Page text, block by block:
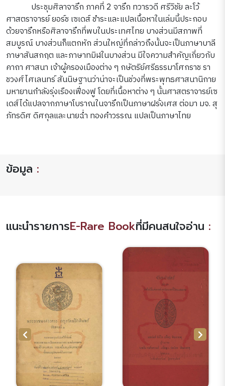
ประชุมศิลาจารึก ภาคที่ 2 จารึก ทวารวดี ศรีวิชัย ละโว้
ศาสตราจารย์ ยอร์ช เซเดส์ ชำระและแปลเนื้อหาในเล่มนี้ประกอบ
ด้วยจารึกหรือศิลาจารึกที่พบในประเทศไทย บางส่วนมีสภาพที่
สมบูรณ์ บางส่วนก็แตกหัก ส่วนใหญ่ที่กล่าวถึงนั้นจะเป็นภาษาบาลี
ภาษาสันสกฤต และภาษาทมิฬในบางส่วน มีใจความสำคัญเกี่ยวกับ
คาถา ศาสนา เจ้าผู้ครองเมืองต่าง ๆ กษัตริย์ศรีธรรมาโศกราช รา
ชวงศ์ไศเลนทร์ สันนิษฐานว่าน่าจะเป็นช่วงที่พระพุทธศาสนานิกาย
มหายานกำลังรุ่งเรืองเฟื่องฟู โดยที่เนื้อหาต่าง ๆ นั้นศาสตราจารย์เซ
เดส์ได้แปลจากภาษาโบราณในจารึกเป็นภาษาฝรั่งเศส ต่อมา มจ. สุ
ภัทรดิศ ดิศกุลและนายฉ่ำ ทองคำวรรณ แปลเป็นภาษาไทย
ข้อมูล :
แนะนำรายการE-Rare Bookที่มีคนสนใจอ่าน :